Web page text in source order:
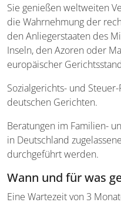
Sie genießen weltweiten
die Wahrnehmung der
den Anliegerstaaten des
Inseln, den Azoren oder
europäischer
Sozialgerichts- und
deutschen Gerichten.
Beratungen im Familien-
in Deutschland
durchgeführt werden.
Wann und für was
Eine Wartezeit von 3